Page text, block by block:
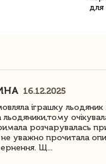
для
16.12.2025
іграшку
льодяники,тому
розчарувалась
уважно прочитала
Щ...